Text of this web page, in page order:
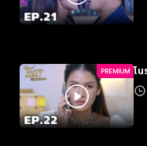
PREMIUM โน